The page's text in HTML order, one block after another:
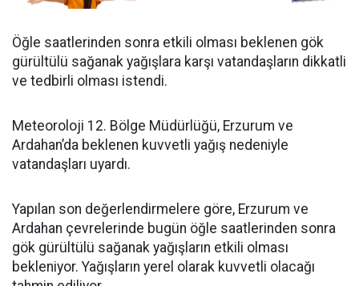
Öğle saatlerinden sonra etkili olması beklenen gök
gürültülü sağanak yağışlara karşı vatandaşların dikkatli
ve tedbirli olması istendi.
Meteoroloji 12. Bölge Müdürlüğü, Erzurum ve
Ardahan’da beklenen kuvvetli yağış nedeniyle
vatandaşları uyardı.
Yapılan son değerlendirmelere göre, Erzurum ve
Ardahan çevrelerinde bugün öğle saatlerinden sonra
gök gürültülü sağanak yağışların etkili olması
bekleniyor. Yağışların yerel olarak kuvvetli olacağı